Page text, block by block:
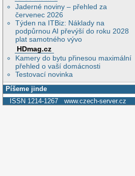
Jaderné noviny – přehled za
červenec 2026
Týden na ITBiz: Náklady na
podpůrnou AI převýší do roku 2028
plat samotného vývo
HDmag.cz
Kamery do bytu přinesou maximální
přehled o vaší domácnosti
Testovací novinka
Píšeme jinde
ISSN 1214-1267 www.czech-server.cz